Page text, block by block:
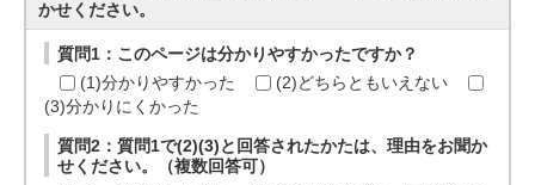
かせください。
質問1：このページは分かりやすかったですか？
(1)分かりやすかった
(2)どちらともいえない
(3)分かりにくかった
質問2：質問1で(2)(3)と回答されたかたは、理由をお聞か
せください。（複数回答可）